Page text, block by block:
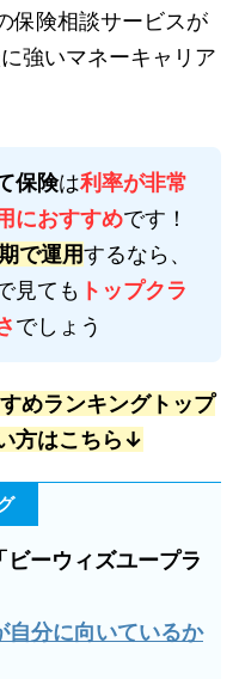
保険相談サービスが
強いマネーキャリア
保険は利率が非常
におすすめです！
で運用するなら、
見ても トップクラ
でしょう
めランキングトップ
方はこちら↓
ーウィズユープラ
自分に向いているか